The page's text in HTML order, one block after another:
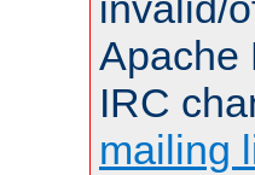
Apache
IRC
mailing